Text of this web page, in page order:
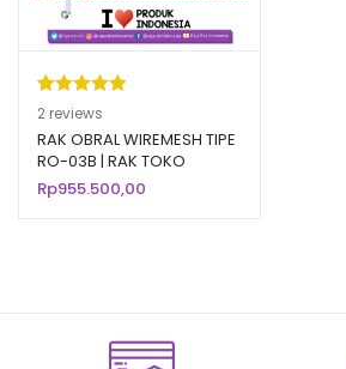
Peringkat
5.00 dari 5
berdasarka
n
2
penilaian
2 reviews
RAK OBRAL WIREMESH TIPE
RO-03B | RAK TOKO
MINIMARKET
Rp955.500,00